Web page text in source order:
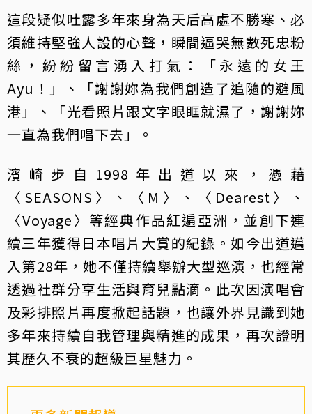
這段疑似吐露多年來身為天后高處不勝寒、必
須維持堅強人設的心聲，瞬間逼哭無數死忠粉
絲，紛紛留言湧入打氣：「永遠的女王
Ayu！」、「謝謝妳為我們創造了追隨的避風
港」、「光看照片跟文字眼眶就濕了，謝謝妳
一直為我們唱下去」。
濱崎步自1998年出道以來，憑藉
〈SEASONS〉、〈M〉、〈Dearest〉、
〈Voyage〉等經典作品紅遍亞洲，並創下連
續三年獲得日本唱片大賞的紀錄。如今出道邁
入第28年，她不僅持續舉辦大型巡演，也經常
透過社群分享生活與育兒點滴。此次因演唱會
及彩排照片再度掀起話題，也讓外界見識到她
多年來持續自我管理與精進的成果，再次證明
其歷久不衰的超級巨星魅力。